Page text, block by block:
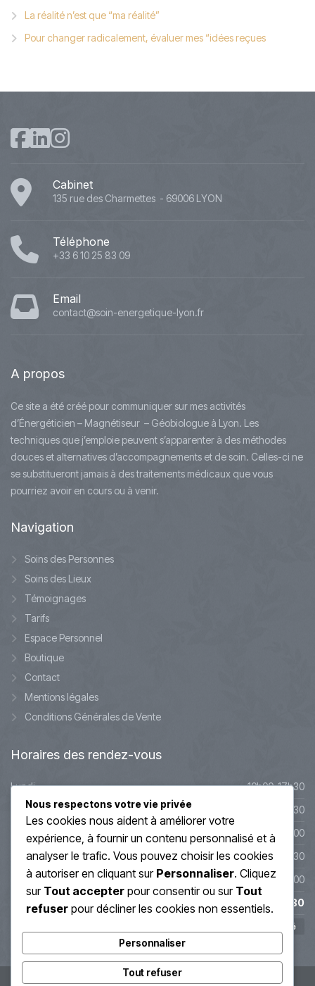
La réalité n’est que “ma réalité”
Pour changer radicalement, évaluer mes “idées reçues
Cabinet
135 rue des Charmettes - 69006 LYON
Téléphone
+33 6 10 25 83 09
Email
contact@soin-energetique-lyon.fr
A propos
Ce site a été créé pour communiquer sur mes activités
d’Énergéticien – Magnétiseur – Géobiologue à Lyon. Les
techniques que j’emploie peuvent s’apparenter à des méthodes
douces et alternatives d’accompagnements et de soin. Celles-ci ne
se substitueront jamais à des traitements médicaux que vous
pourriez avoir en cours ou à venir.
Navigation
Soins des Personnes
Soins des Lieux
Témoignages
Tarifs
Espace Personnel
Boutique
Contact
Mentions légales
Conditions Générales de Vente
Horaires des rendez-vous
Lundi
10h00-17h30
Mardi
10h00-17h30
Mercredi
9h45-20h00
Jeudi
10h00-19h30
Vendredi
10h00-19h00
Samedi
10h00-17h30
Fermé
Nous respectons votre vie privée
Les cookies nous aident à améliorer votre
expérience, à fournir un contenu personnalisé et à
analyser le trafic. Vous pouvez choisir les cookies
à autoriser en cliquant sur Personnaliser. Cliquez
sur Tout accepter pour consentir ou sur Tout
refuser pour décliner les cookies non essentiels.
Personnaliser
Tout refuser